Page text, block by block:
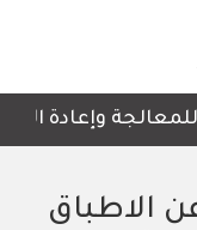
وإعادة
الاطباق